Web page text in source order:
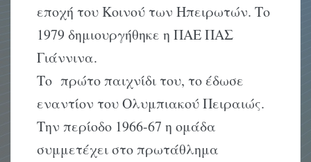
εποχή του Κοινού των Ηπειρωτών. Το
1979 δημιουργήθηκε η ΠΑΕ ΠΑΣ
Γιάννινα.
Το πρώτο παιχνίδι του, το έδωσε
εναντίον του Ολυμπιακού Πειραιώς.
Την περίοδο 1966-67 η ομάδα
συμμετέχει στο πρωτάθλημα